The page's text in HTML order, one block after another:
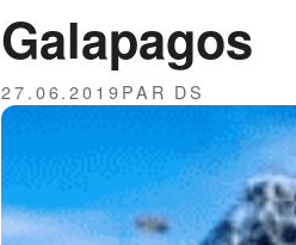
Galapagos
27.06.2019PAR DS